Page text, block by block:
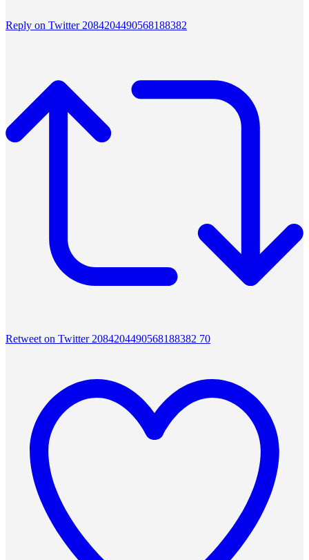
Reply on Twitter 2084204490568188382
Retweet on Twitter 2084204490568188382 70